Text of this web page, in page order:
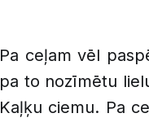
Pa ceļam vēl
pa to nozīmētu
Kaļķu ciemu. Pa